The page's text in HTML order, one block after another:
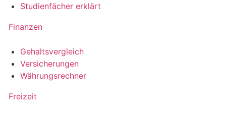
Studienfächer erklärt
Finanzen
Gehaltsvergleich
Versicherungen
Währungsrechner
Freizeit